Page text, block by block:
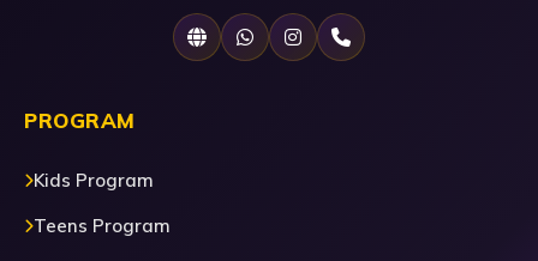
PROGRAM
Kids Program
Teens Program